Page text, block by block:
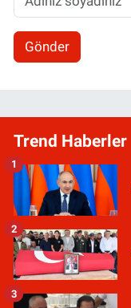
Gönder
Trend Haberler
1
2
3